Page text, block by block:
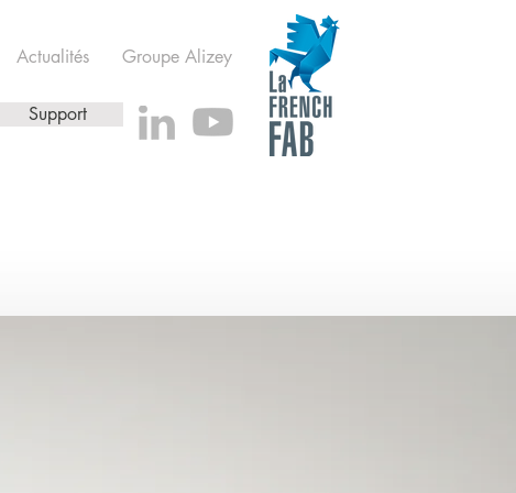
Actualités Groupe Alizey
Support